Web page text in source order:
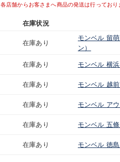
各店舗からお客さまへ商品の発送は行っており
在庫状況
在庫あり
モンベル 留
ン）
在庫あり
モンベル 横
在庫あり モンベル 越
在庫あり モンベル ア
在庫あり モンベル 五
在庫あり モンベル 徳